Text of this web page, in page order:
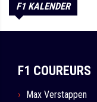
F1 KALENDER
F1 COUREURS
Max Verstappen